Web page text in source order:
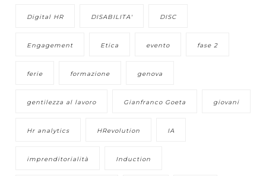
Digital HR DISABILITA' DISC
Engagement Etica evento fase 2
ferie formazione genova
gentilezza al lavoro Gianfranco Goeta giovani
Hr analytics HRevolution IA
imprenditorialità Induction